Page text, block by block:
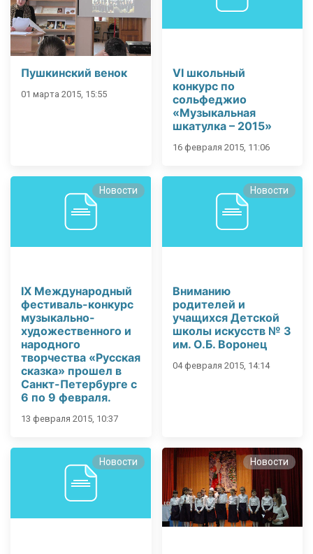
Пушкинский венок
01 марта 2015, 15:55
VI школьный
конкурс по
сольфеджио
«Музыкальная
шкатулка – 2015»
16 февраля 2015, 11:06
Новости
IX Международный
фестиваль-конкурс
музыкально-
художественного и
народного
творчества «Русская
сказка» прошел в
Санкт-Петербурге с
6 по 9 февраля.
13 февраля 2015, 10:37
Новости
Вниманию
родителей и
учащихся Детской
школы искусств № 3
им. О.Б. Воронец
04 февраля 2015, 14:14
Новости Новости